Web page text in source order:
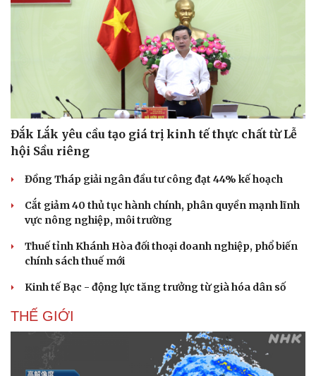
Đắk Lắk yêu cầu tạo giá trị kinh tế thực chất từ Lễ
hội Sầu riêng
Đồng Tháp giải ngân đầu tư công đạt 44% kế hoạch
Cắt giảm 40 thủ tục hành chính, phân quyền mạnh lĩnh
vực nông nghiệp, môi trường
Thuế tỉnh Khánh Hòa đối thoại doanh nghiệp, phổ biến
chính sách thuế mới
Kinh tế Bạc - động lực tăng trưởng từ già hóa dân số
THẾ GIỚI